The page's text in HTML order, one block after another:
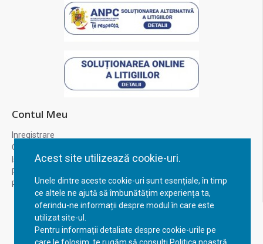
Acest site utilizează cookie-uri.
Unele dintre aceste cookie-uri sunt esențiale, în timp
ce altele ne ajută să îmbunătățim experiența ta,
oferindu-ne informații despre modul în care este
utilizat site-ul.
Pentru informații detaliate despre cookie-urile pe
Contul Meu
Inregistrare
Contul meu
Istoric comenzi
Recuperare parola
Returnare produs